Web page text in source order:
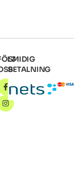
SMIDIG
BETALNING